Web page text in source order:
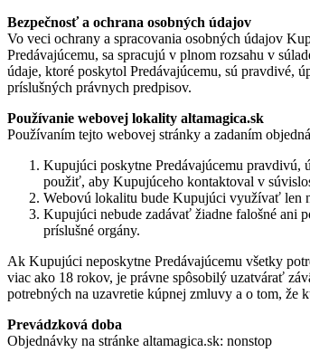
Bezpečnosť a ochrana osobných údajov
Vo veci ochrany a spracovania osobných údajov
Predávajúcemu, sa spracujú v plnom rozsahu v
údaje, ktoré poskytol Predávajúcemu, sú pravdivé,
príslušných právnych predpisov.
Používanie webovej lokality altamagica.sk
Používaním tejto webovej stránky a zadaním
Kupujúci poskytne Predávajúcemu pravdivú,
použiť, aby Kupujúceho kontaktoval v
Webovú lokalitu bude Kupujúci využívať len
Kupujúci nebude zadávať žiadne falošné ani
príslušné orgány.
Ak Kupujúci neposkytne Predávajúcemu všetky
viac ako 18 rokov, je právne spôsobilý uzatvárať
potrebných na uzavretie kúpnej zmluvy a o tom,
Prevádzková doba
Objednávky na stránke altamagica.sk: nonstop